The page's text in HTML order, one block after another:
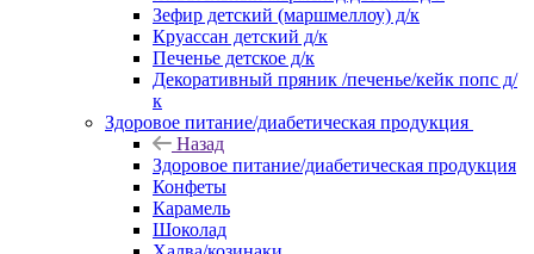
Зефир детский (маршмеллоу) д/к
Круассан детский д/к
Печенье детское д/к
Декоративный пряник /печенье/кейк попс д/
к
Здоровое питание/диабетическая продукция
Назад
Здоровое питание/диабетическая продукция
Конфеты
Карамель
Шоколад